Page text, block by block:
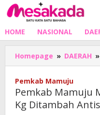
Lewati
ke
HOME NASIONAL
Homepage » DAERAH »
Pemkab Mamuju
Pemkab Mamuju
Kg Ditambah